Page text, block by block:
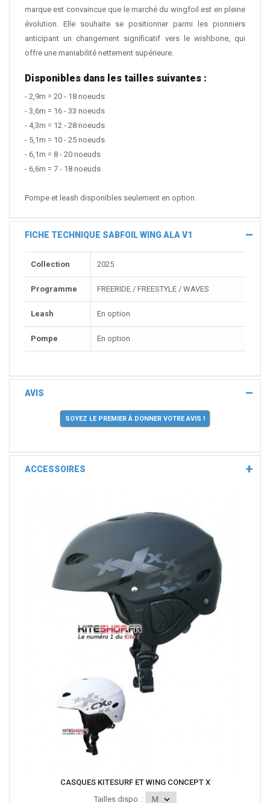
marque est convaincue que le marché du wingfoil est en pleine
évolution. Elle souhaite se positionner parmi les pionniers
anticipant un changement significatif vers le wishbone, qui
offre une maniabilité nettement supérieure.
Disponibles dans les tailles suivantes :
- 2,9m = 20 - 18 noeuds
- 3,6m = 16 - 33 noeuds
- 4,3m = 12 - 28 noeuds
- 5,1m = 10 - 25 noeuds
- 6,1m = 8 - 20 noeuds
- 6,6m = 7 - 18 noeuds
Pompe et leash disponibles seulement en option.
FICHE TECHNIQUE SABFOIL WING ALA V1
Collection 2025
Programme FREERIDE / FREESTYLE / WAVES
Leash En option
Pompe En option
AVIS
SOYEZ LE PREMIER À DONNER VOTRE AVIS !
ACCESSOIRES
CASQUES KITESURF ET WING CONCEPT X
Tailles dispo. :